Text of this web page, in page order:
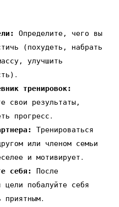
Определите‚ чего вы
(похудеть‚ набрать
улучшить
тренировок:
свои результаты‚
прогресс․
Тренироваться
или членом семьи
и мотивирует․
себя:
После
цели побалуйте себя
приятным․